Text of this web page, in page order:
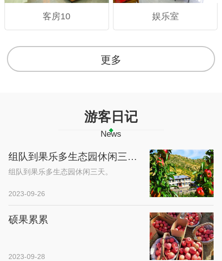
客房10 娱乐室
更多
游客日记
News
组队到果乐多生态园休闲三天。
组队到果乐多生态园休闲三天。
2023-09-26
硕果累累
2023-09-28